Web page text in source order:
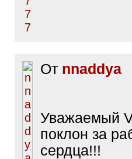
От nnaddya
Уважаемый
поклон за
сердца!!!